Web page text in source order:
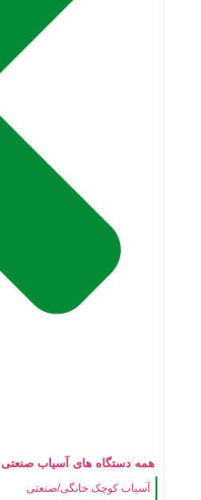
همه دستگاه های آسیاب صنعتی
آسیاب کوچک خانگی/صنعتی